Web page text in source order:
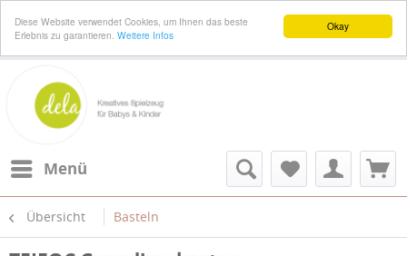
Okay
Diese Website verwendet Cookies, um Ihnen das beste
Erlebnis zu garantieren. Weitere Infos
Menü
Übersicht Basteln